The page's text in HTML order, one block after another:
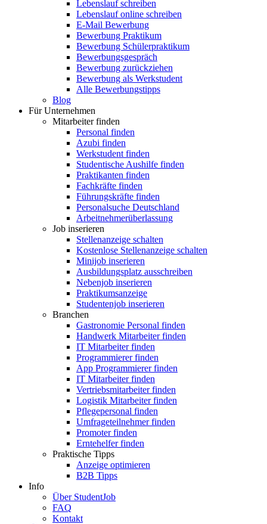
Lebenslauf schreiben
Lebenslauf online schreiben
E-Mail Bewerbung
Bewerbung Praktikum
Bewerbung Schülerpraktikum
Bewerbungsgespräch
Bewerbung zurückziehen
Bewerbung als Werkstudent
Alle Bewerbungstipps
Blog
Für Unternehmen
Mitarbeiter finden
Personal finden
Azubi finden
Werkstudent finden
Studentische Aushilfe finden
Praktikanten finden
Fachkräfte finden
Führungskräfte finden
Personalsuche Deutschland
Arbeitnehmerüberlassung
Job inserieren
Stellenanzeige schalten
Kostenlose Stellenanzeige schalten
Minijob inserieren
Ausbildungsplatz ausschreiben
Nebenjob inserieren
Praktikumsanzeige
Studentenjob inserieren
Branchen
Gastronomie Personal finden
Handwerk Mitarbeiter finden
IT Mitarbeiter finden
Programmierer finden
App Programmierer finden
IT Mitarbeiter finden
Vertriebsmitarbeiter finden
Logistik Mitarbeiter finden
Pflegepersonal finden
Umfrageteilnehmer finden
Promoter finden
Erntehelfer finden
Praktische Tipps
Anzeige optimieren
B2B Tipps
Info
Über StudentJob
FAQ
Kontakt